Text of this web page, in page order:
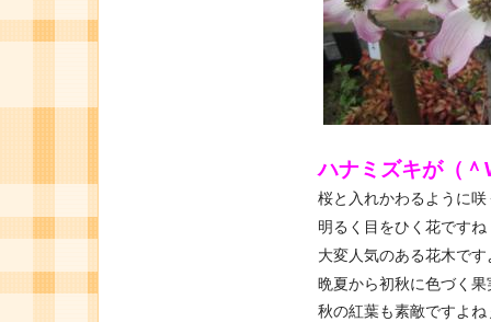
ハナミズキが（＾
桜と入れかわるように
明るく目をひく花ですね
大変人気のある花木です
晩夏から初秋に色づく果
秋の紅葉も素敵ですよね